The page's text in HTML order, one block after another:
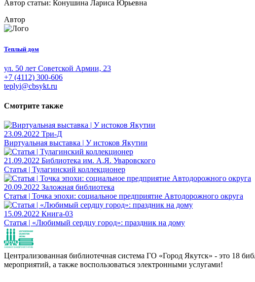
Автор статьи: Конушина Лариса Юрьевна
Автор
Теплый дом
ул. 50 лет Советской Армии, 23
+7 (4112) 300-606
teplyi@cbsykt.ru
Смотрите также
23.09.2022 Три-Д
Виртуальная выставка | У истоков Якутии
21.09.2022 Библиотека им. А.Я. Уваровского
Статья | Тулагинский коллекционер
20.09.2022 Заложная библиотека
Статья | Точка эпохи: социальное предприятие Автодорожного округа
15.09.2022 Книга-03
Статья | «Любимый сердцу город»: праздник на дому
Централизованная библиотечная система ГО «Город Якутск» - это 18
мероприятий, а также воспользоваться электронными услугами!